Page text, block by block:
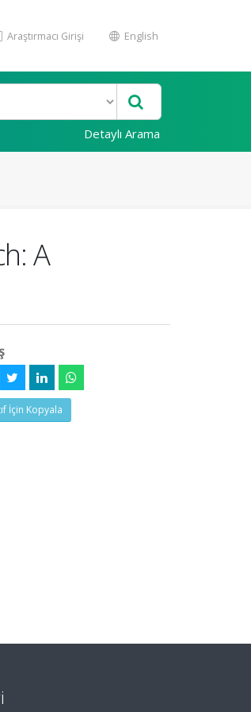
Araştırmacı Girişi English
Detaylı Arama
A
İçin Kopyala